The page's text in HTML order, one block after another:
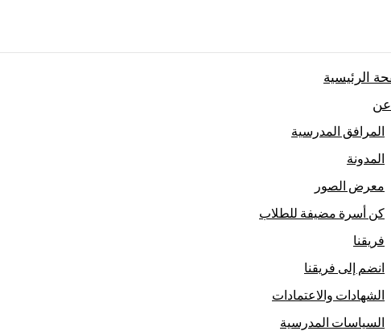
الرئيسية
عن
المرافق المدرسية
المدونة
معرض الصور
كن أسرة مضيفة للطلاب
فريقنا
انضم إلى فريقنا
الشهادات والاعتمادات
السياسات المدرسية